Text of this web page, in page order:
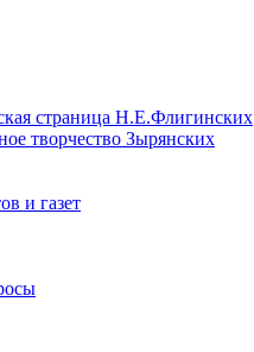
страница Н.Е.Флигинских
творчество Зырянских
и газет